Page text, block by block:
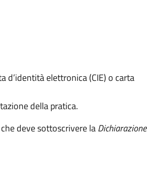
d’identità elettronica (CIE) o carta
della pratica.
deve sottoscrivere laDichiarazione